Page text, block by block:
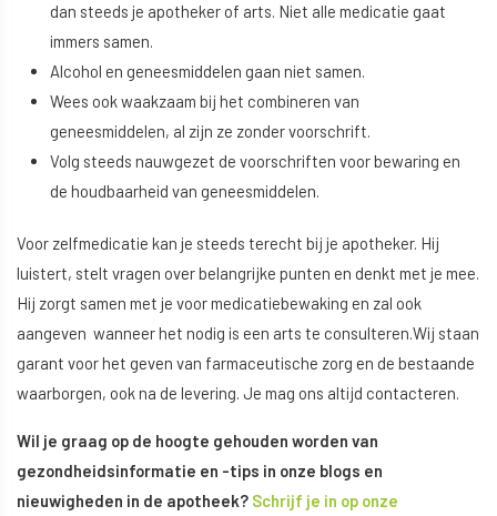
dan steeds je apotheker of arts. Niet alle medicatie gaat
immers samen.
Alcohol en geneesmiddelen gaan niet samen.
Wees ook waakzaam bij het combineren van
geneesmiddelen, al zijn ze zonder voorschrift.
Volg steeds nauwgezet de voorschriften voor bewaring en
de houdbaarheid van geneesmiddelen.
Voor zelfmedicatie kan je steeds terecht bij je apotheker. Hij
luistert, stelt vragen over belangrijke punten en denkt met je mee.
Hij zorgt samen met je voor medicatiebewaking en zal ook
aangeven wanneer het nodig is een arts te consulteren.Wij staan
garant voor het geven van farmaceutische zorg en de bestaande
waarborgen, ook na de levering. Je mag ons altijd contacteren.
Wil je graag op de hoogte gehouden worden van
gezondheidsinformatie en -tips in onze blogs en
nieuwigheden in de apotheek? Schrijf je in op onze